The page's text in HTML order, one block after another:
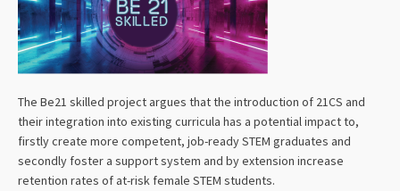
The Be21 skilled project argues that the introduction of 21CS and
their integration into existing curricula has a potential impact to,
firstly create more competent, job-ready STEM graduates and
secondly foster a support system and by extension increase
retention rates of at-risk female STEM students.